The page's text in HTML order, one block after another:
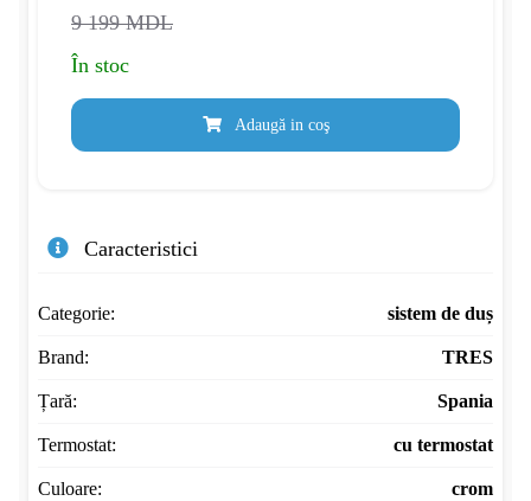
9 199 MDL
În stoc
Adaugă in coş
Caracteristici
Categorie: sistem de duș
Brand: TRES
Țară: Spania
Termostat: cu termostat
Culoare: crom